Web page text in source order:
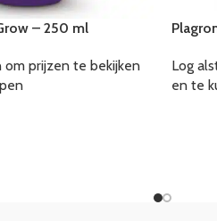
– 250 ml
prijzen te bekijken
Log
en te